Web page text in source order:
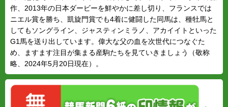
作、2013年の日本ダービーを鮮やかに差し切り、フランスでは
ニエル賞を勝ち、凱旋門賞でも4着に健闘した同馬は、種牡馬と
してもソングライン、ジャスティンミラノ、アカイイトといった
G1馬を送り出しています。偉大な父の血を次世代につなぐた
め、ますます注目が集まる産駒たちを見ていきましょう（敬称
略、2024年5月20日現在）。